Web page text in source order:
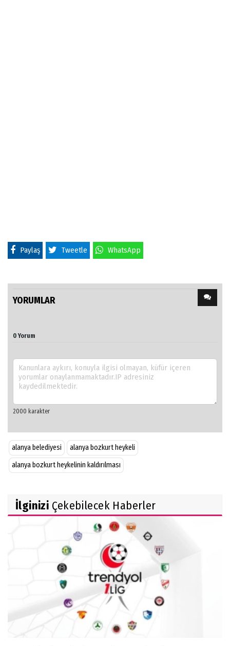
Paylaş Tweetle WhatsApp
YORUMLAR
0 Yorum
alanya belediyesi
alanya bozkurt heykeli
alanya bozkurt heykelinin kaldırılması
İlginizi Çekebilecek Haberler